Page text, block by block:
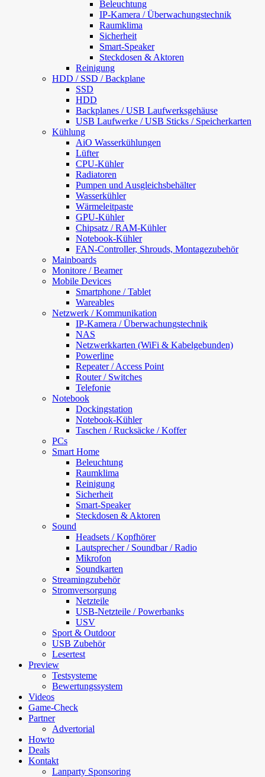
Beleuchtung
IP-Kamera / Überwachungstechnik
Raumklima
Sicherheit
Smart-Speaker
Steckdosen & Aktoren
Reinigung
HDD / SSD / Backplane
SSD
HDD
Backplanes / USB Laufwerksgehäuse
USB Laufwerke / USB Sticks / Speicherkarten
Kühlung
AiO Wasserkühlungen
Lüfter
CPU-Kühler
Radiatoren
Pumpen und Ausgleichsbehälter
Wasserkühler
Wärmeleitpaste
GPU-Kühler
Chipsatz / RAM-Kühler
Notebook-Kühler
FAN-Controller, Shrouds, Montagezubehör
Mainboards
Monitore / Beamer
Mobile Devices
Smartphone / Tablet
Wareables
Netzwerk / Kommunikation
IP-Kamera / Überwachungstechnik
NAS
Netzwerkkarten (WiFi & Kabelgebunden)
Powerline
Repeater / Access Point
Router / Switches
Telefonie
Notebook
Dockingstation
Notebook-Kühler
Taschen / Rucksäcke / Koffer
PCs
Smart Home
Beleuchtung
Raumklima
Reinigung
Sicherheit
Smart-Speaker
Steckdosen & Aktoren
Sound
Headsets / Kopfhörer
Lautsprecher / Soundbar / Radio
Mikrofon
Soundkarten
Streamingzubehör
Stromversorgung
Netzteile
USB-Netzteile / Powerbanks
USV
Sport & Outdoor
USB Zubehör
Lesertest
Preview
Testsysteme
Bewertungssystem
Videos
Game-Check
Partner
Advertorial
Howto
Deals
Kontakt
Lanparty Sponsoring